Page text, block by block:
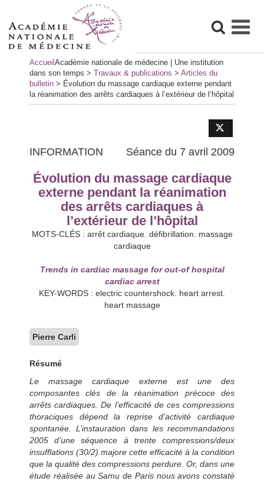
Accueil Académie nationale de médecine | Une institution
dans son temps > Travaux & publications > Articles du
bulletin > Évolution du massage cardiaque externe pendant
la réanimation des arrêts cardiaques à l’extérieur de l’hôpital
INFORMATION Séance du 7 avril 2009
Évolution du massage cardiaque
externe pendant la réanimation
des arrêts cardiaques à
l’extérieur de l’hôpital
MOTS-CLÉS : arrêt cardiaque. défibrillation. massage
cardiaque
Trends in cardiac massage for out-of hospital
cardiac arrest
KEY-WORDS : electric countershock. heart arrest.
heart massage
Pierre Carli
Résumé
Le massage cardiaque externe est une des
composantes clés de la réanimation précoce des
arrêts cardiaques. De l’efficacité de ces compressions
thoraciques dépend la reprise d’activité cardiaque
spontanée. L’instauration dans les recommandations
2005 d’une séquence à trente compressions/deux
insufflations (30/2) majore cette efficacité à la condition
que la qualité des compressions perdure. Or, dans une
étude réalisée au Samu de Paris nous avons constaté